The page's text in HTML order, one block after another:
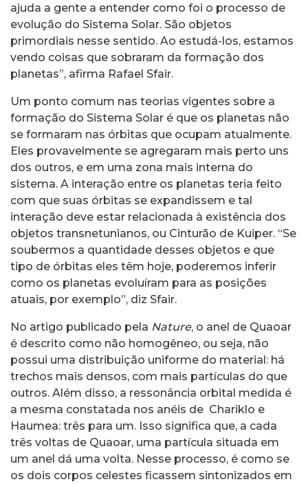
ajuda a gente a entender como foi o processo de
evolução do Sistema Solar. São objetos
primordiais nesse sentido. Ao estudá-los, estamos
vendo coisas que sobraram da formação dos
planetas”, afirma Rafael Sfair.
Um ponto comum nas teorias vigentes sobre a
formação do Sistema Solar é que os planetas não
se formaram nas órbitas que ocupam atualmente.
Eles provavelmente se agregaram mais perto uns
dos outros, e em uma zona mais interna do
sistema. A interação entre os planetas teria feito
com que suas órbitas se expandissem e tal
interação deve estar relacionada à existência dos
objetos transnetunianos, ou Cinturão de Kuiper. “Se
soubermos a quantidade desses objetos e que
tipo de órbitas eles têm hoje, poderemos inferir
como os planetas evoluíram para as posições
atuais, por exemplo”, diz Sfair.
No artigo publicado pela Nature, o anel de Quaoar
é descrito como não homogêneo, ou seja, não
possui uma distribuição uniforme do material: há
trechos mais densos, com mais partículas do que
outros. Além disso, a ressonância orbital medida é
a mesma constatada nos anéis de Chariklo e
Haumea: três para um. Isso significa que, a cada
três voltas de Quaoar, uma partícula situada em
um anel dá uma volta. Nesse processo, é como se
os dois corpos celestes ficassem sintonizados em